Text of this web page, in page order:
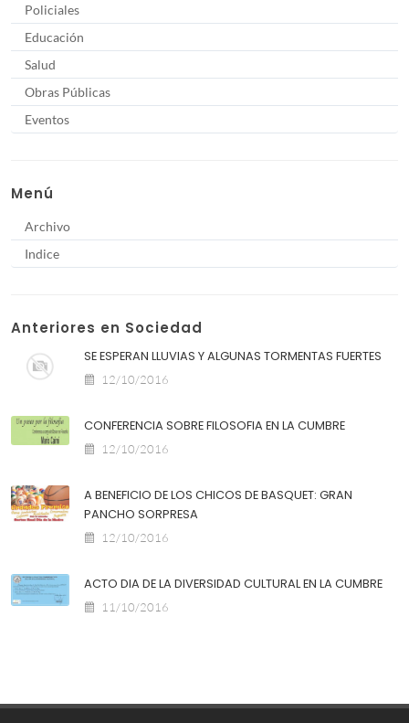
Policiales
Educación
Salud
Obras Públicas
Eventos
Menú
Archivo
Indice
Anteriores en Sociedad
SE ESPERAN LLUVIAS Y ALGUNAS TORMENTAS FUERTES
12/10/2016
CONFERENCIA SOBRE FILOSOFIA EN LA CUMBRE
12/10/2016
A BENEFICIO DE LOS CHICOS DE BASQUET: GRAN
PANCHO SORPRESA
12/10/2016
ACTO DIA DE LA DIVERSIDAD CULTURAL EN LA CUMBRE
11/10/2016